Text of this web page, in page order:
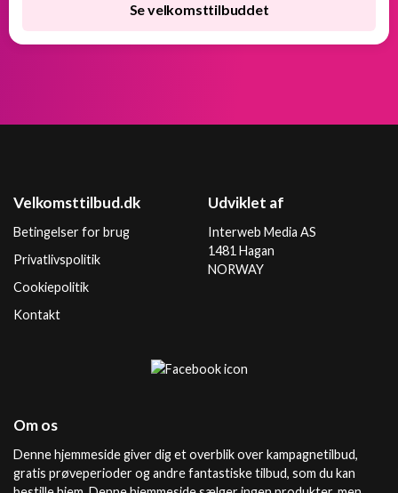
Se velkomsttilbuddet
Velkomsttilbud.dk
Betingelser for brug
Privatlivspolitik
Cookiepolitik
Kontakt
Udviklet af
Interweb Media AS
1481 Hagan
NORWAY
Om os
Denne hjemmeside giver dig et overblik over kampagnetilbud,
gratis prøveperioder og andre fantastiske tilbud, som du kan